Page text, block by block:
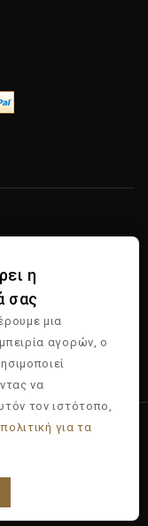
70014
προϊόντα -
η
σας
μια
αγορών, ο
να
τον ιστότοπο,
πολιτική για τα